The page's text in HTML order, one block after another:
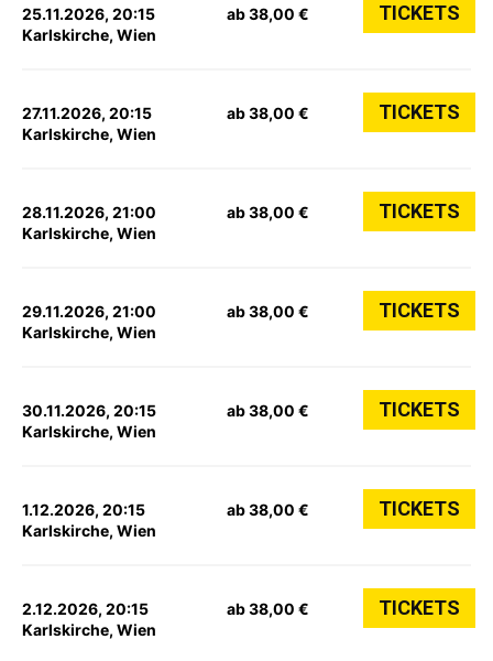
25.11.2026, 20:15
Karlskirche, Wien
ab 38,00 € TICKETS
27.11.2026, 20:15
Karlskirche, Wien
ab 38,00 € TICKETS
28.11.2026, 21:00
Karlskirche, Wien
ab 38,00 € TICKETS
29.11.2026, 21:00
Karlskirche, Wien
ab 38,00 € TICKETS
30.11.2026, 20:15
Karlskirche, Wien
ab 38,00 € TICKETS
1.12.2026, 20:15
Karlskirche, Wien
ab 38,00 € TICKETS
2.12.2026, 20:15
Karlskirche, Wien
ab 38,00 € TICKETS